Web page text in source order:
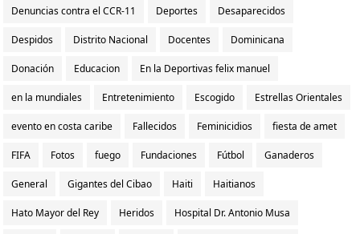
Denuncias contra el CCR-11 Deportes Desaparecidos
Despidos Distrito Nacional Docentes Dominicana
Donación Educacion En la Deportivas felix manuel
en la mundiales Entretenimiento Escogido Estrellas Orientales
evento en costa caribe Fallecidos Feminicidios fiesta de amet
FIFA Fotos fuego Fundaciones Fútbol Ganaderos
General Gigantes del Cibao Haiti Haitianos
Hato Mayor del Rey Heridos Hospital Dr. Antonio Musa